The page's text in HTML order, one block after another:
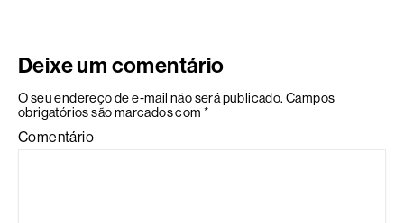
Deixe um comentário
O seu endereço de e-mail não será publicado. Campos
obrigatórios são marcados com *
Comentário